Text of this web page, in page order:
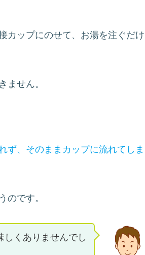
要です。
てたくさんお湯を注ぎがち…。
ません。